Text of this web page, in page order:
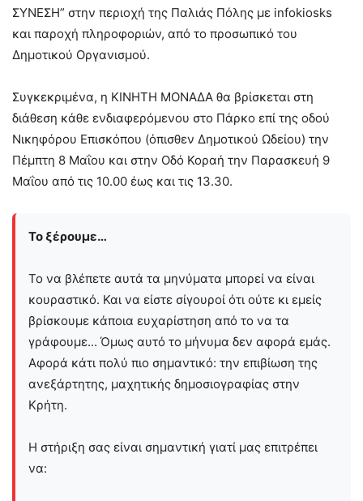
ΣΥΝΕΣΗ” στην περιοχή της Παλιάς Πόλης με infokiosks
και παροχή πληροφοριών, από το προσωπικό του
Δημοτικού Οργανισμού.
Συγκεκριμένα, η ΚΙΝΗΤΗ ΜΟΝΑΔΑ θα βρίσκεται στη
διάθεση κάθε ενδιαφερόμενου στο Πάρκο επί της οδού
Νικηφόρου Επισκόπου (όπισθεν Δημοτικού Ωδείου) την
Πέμπτη 8 Μαΐου και στην Οδό Κοραή την Παρασκευή 9
Μαΐου από τις 10.00 έως και τις 13.30.
Το ξέρουμε…
Το να βλέπετε αυτά τα μηνύματα μπορεί να είναι
κουραστικό. Και να είστε σίγουροί ότι ούτε κι εμείς
βρίσκουμε κάποια ευχαρίστηση από το να τα
γράφουμε... Όμως αυτό το μήνυμα δεν αφορά εμάς.
Αφορά κάτι πολύ πιο σημαντικό: την επιβίωση της
ανεξάρτητης, μαχητικής δημοσιογραφίας στην
Kρήτη.
Η στήριξη σας είναι σημαντική γιατί μας επιτρέπει
να: